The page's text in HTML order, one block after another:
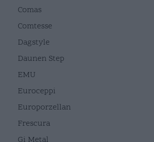
Comas
Comtesse
Dagstyle
Daunen Step
EMU
Euroceppi
Europorzellan
Frescura